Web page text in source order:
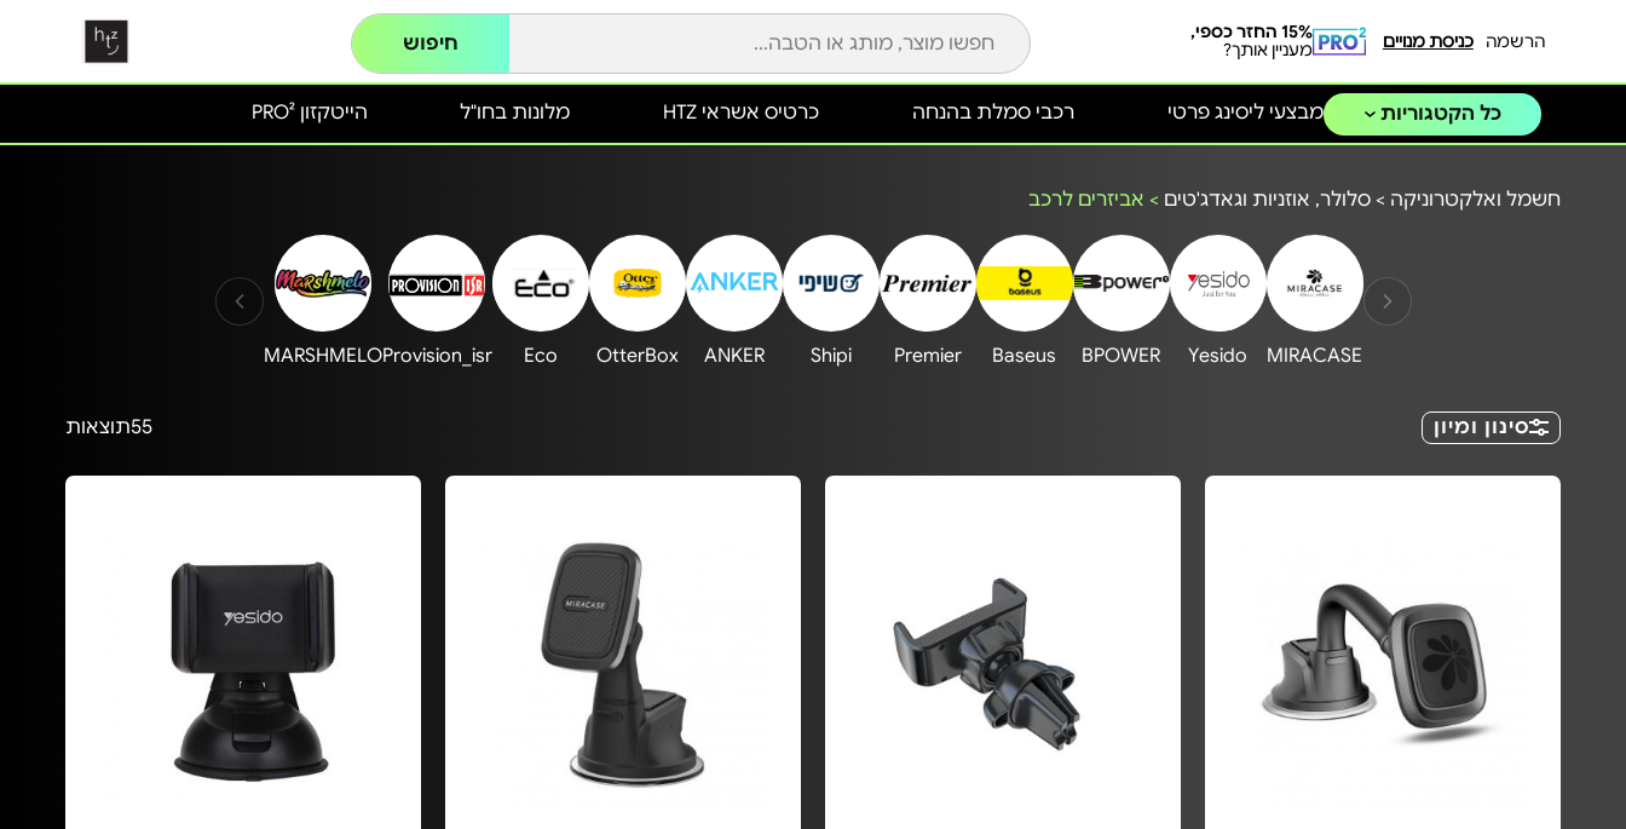
הרשמה כניסת מנויים
15% החזר כספי,
מעניין אותך?
חיפוש
כל הקטגוריות הייטקזון PRO² מלונות בחו"ל כרטיס אשראי HTZ מבצעי ליסינג פרטי רכבי סמלת בהנחה
חשמל ואלקטרוניקה > סלולר, אוזניות וגאדג'טים > אביזרים לרכב
MIRACASE
Yesido
BPOWER
Baseus
Premier
Shipi
ANKER
OtterBox
Eco
Provision_isr
MARSHMELO
סינון ומיון 55תוצאות